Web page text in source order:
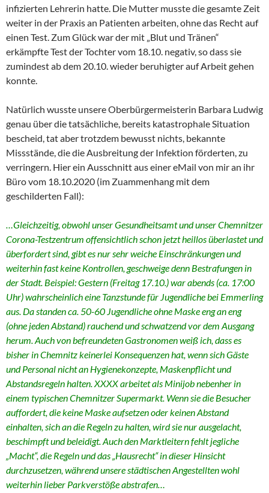
infizierten Lehrerin hatte. Die Mutter musste die gesamte Zeit
weiter in der Praxis an Patienten arbeiten, ohne das Recht auf
einen Test. Zum Glück war der mit „Blut und Tränen“
erkämpfte Test der Tochter vom 18.10. negativ, so dass sie
zumindest ab dem 20.10. wieder beruhigter auf Arbeit gehen
konnte.
Natürlich wusste unsere Oberbürgermeisterin Barbara Ludwig
genau über die tatsächliche, bereits katastrophale Situation
bescheid, tat aber trotzdem bewusst nichts, bekannte
Missstände, die die Ausbreitung der Infektion förderten, zu
verringern. Hier ein Ausschnitt aus einer eMail von mir an ihr
Büro vom 18.10.2020 (im Zuammenhang mit dem
geschilderten Fall):
…Gleichzeitig, obwohl unser Gesundheitsamt und unser Chemnitzer
Corona-Testzentrum offensichtlich schon jetzt heillos überlastet und
überfordert sind, gibt es nur sehr weiche Einschränkungen und
weiterhin fast keine Kontrollen, geschweige denn Bestrafungen in
der Stadt. Beispiel: Gestern (Freitag 17.10.) war abends (ca. 17:00
Uhr) wahrscheinlich eine Tanzstunde für Jugendliche bei Emmerling
aus. Da standen ca. 50-60 Jugendliche ohne Maske eng an eng
(ohne jeden Abstand) rauchend und schwatzend vor dem Ausgang
herum. Auch von befreundeten Gastronomen weiß ich, dass es
bisher in Chemnitz keinerlei Konsequenzen hat, wenn sich Gäste
und Personal nicht an Hygienekonzepte, Maskenpflicht und
Abstandsregeln halten. XXXX arbeitet als Minijob nebenher in
einem typischen Chemnitzer Supermarkt. Wenn sie die Besucher
auffordert, die keine Maske aufsetzen oder keinen Abstand
einhalten, sich an die Regeln zu halten, wird sie nur ausgelacht,
beschimpft und beleidigt. Auch den Marktleitern fehlt jegliche
„Macht“, die Regeln und das „Hausrecht“ in dieser Hinsicht
durchzusetzen, während unsere städtischen Angestellten wohl
weiterhin lieber Parkverstöße abstrafen…